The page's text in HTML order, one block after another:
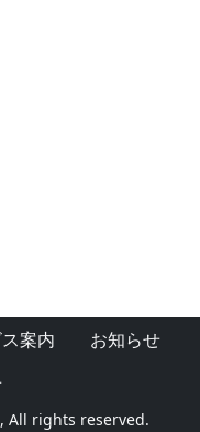
案内
お知らせ
All rights reserved.